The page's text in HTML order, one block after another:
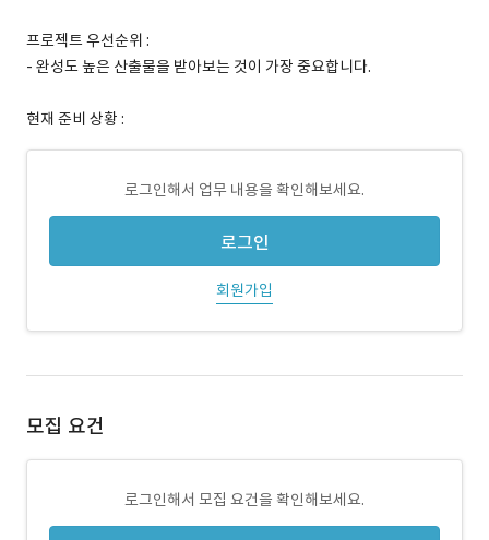
프로젝트 우선순위 :
- 완성도 높은 산출물을 받아보는 것이 가장 중요합니다.
현재 준비 상황 :
로그인해서 업무 내용을 확인해보세요.
로그인
회원가입
모집 요건
로그인해서 모집 요건을 확인해보세요.